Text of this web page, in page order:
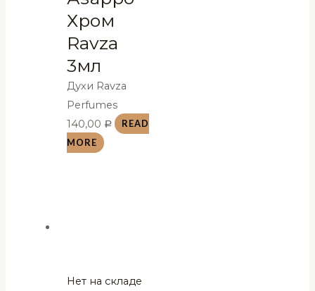
Хром
Ravza
3мл
Духи Ravza
Perfumes
140,00 Р
READ
MORE
Нет на складе